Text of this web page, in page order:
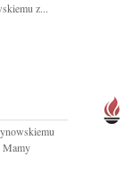
z...
Mamy